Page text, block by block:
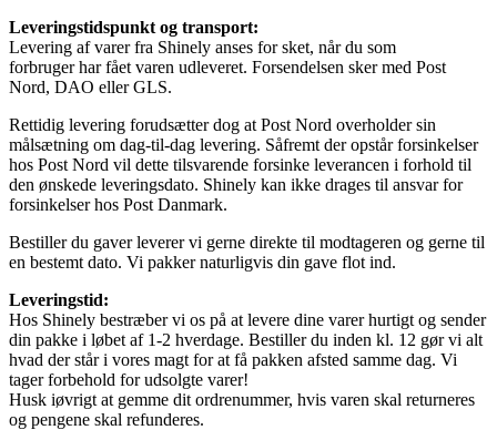
Leveringstidspunkt og transport:
Levering af varer fra Shinely anses for sket, når du som
forbruger har fået varen udleveret. Forsendelsen sker med Post
Nord, DAO eller GLS.
Rettidig levering forudsætter dog at Post Nord overholder sin
målsætning om dag-til-dag levering. Såfremt der opstår forsinkelser
hos Post Nord vil dette tilsvarende forsinke leverancen i forhold til
den ønskede leveringsdato. Shinely kan ikke drages til ansvar for
forsinkelser hos Post Danmark.
Bestiller du gaver leverer vi gerne direkte til modtageren og gerne til
en bestemt dato. Vi pakker naturligvis din gave flot ind.
Leveringstid:
Hos Shinely bestræber vi os på at levere dine varer hurtigt og sender
din pakke i løbet af 1-2 hverdage. Bestiller du inden kl. 12 gør vi alt
hvad der står i vores magt for at få pakken afsted samme dag. Vi
tager forbehold for udsolgte varer!
Husk iøvrigt at gemme dit ordrenummer, hvis varen skal returneres
og pengene skal refunderes.